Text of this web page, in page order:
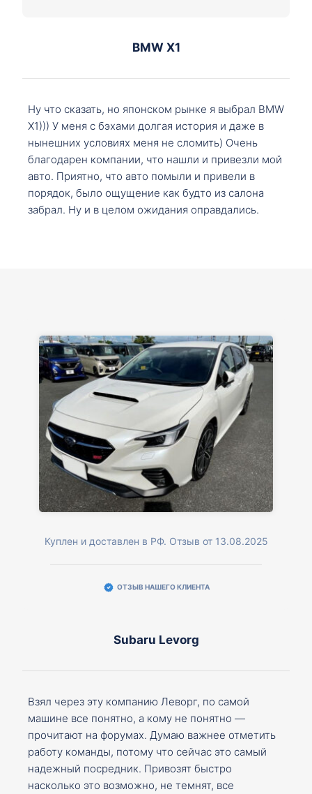
BMW X1
Ну что сказать, но японском рынке я выбрал BMW
X1))) У меня с бэхами долгая история и даже в
нынешних условиях меня не сломить) Очень
благодарен компании, что нашли и привезли мой
авто. Приятно, что авто помыли и привели в
порядок, было ощущение как будто из салона
забрал. Ну и в целом ожидания оправдались.
Куплен и доставлен в РФ. Отзыв от 13.08.2025
ОТЗЫВ НАШЕГО КЛИЕНТА
Subaru Levorg
Взял через эту компанию Леворг, по самой
машине все понятно, а кому не понятно —
прочитают на форумах. Думаю важнее отметить
работу команды, потому что сейчас это самый
надежный посредник. Привозят быстро
насколько это возможно, не темнят, все